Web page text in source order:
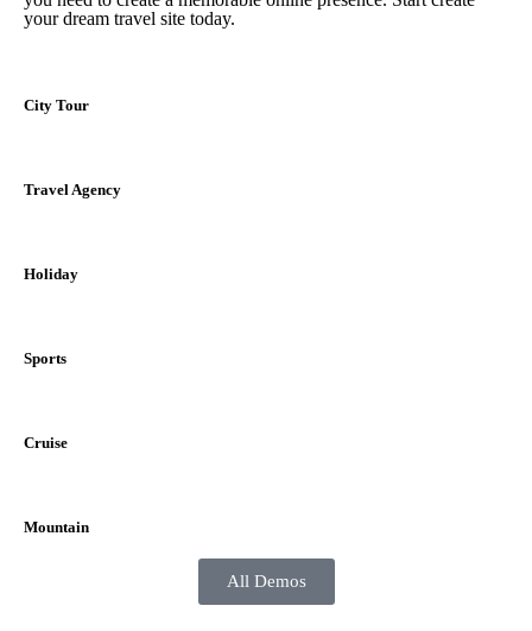
your dream travel site today.
City Tour
Travel Agency
Holiday
Sports
Cruise
Mountain
All Demos